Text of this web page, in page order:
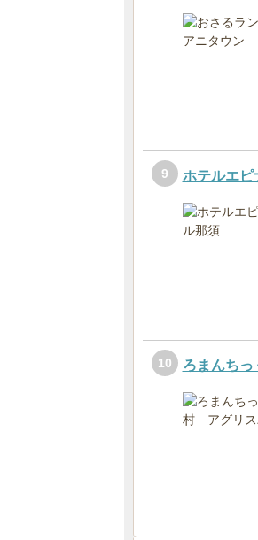
9 ホテルエピ
10 ろまんち